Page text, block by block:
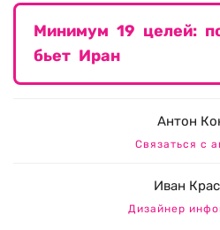
Минимум 19 целей:
бьет Иран
Антон
Связаться с
Иван
Дизайнер